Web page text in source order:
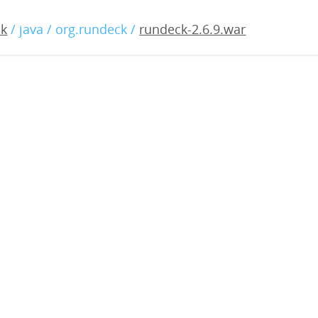
/ java / org.rundeck / rundeck-2.6.9.war